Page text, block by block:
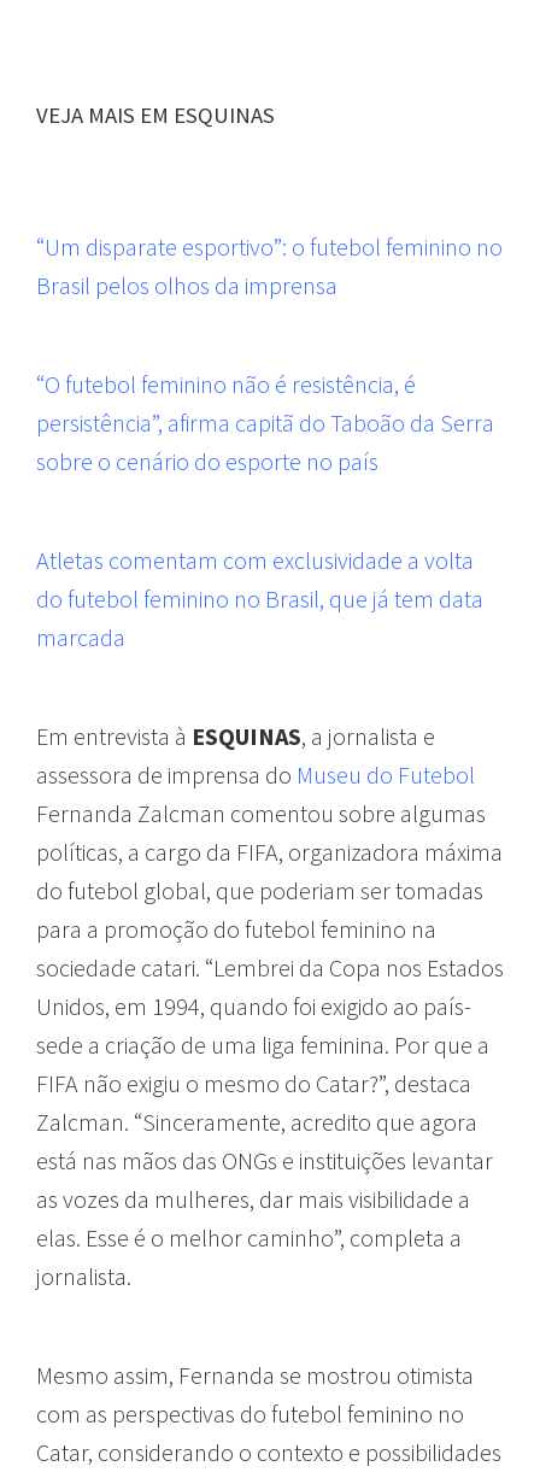
VEJA MAIS EM ESQUINAS
“Um disparate esportivo”: o futebol feminino no
Brasil pelos olhos da imprensa
“O futebol feminino não é resistência, é
persistência”, afirma capitã do Taboão da Serra
sobre o cenário do esporte no país
Atletas comentam com exclusividade a volta
do futebol feminino no Brasil, que já tem data
marcada
Em entrevista à ESQUINAS, a jornalista e
assessora de imprensa do Museu do Futebol
Fernanda Zalcman comentou sobre algumas
políticas, a cargo da FIFA, organizadora máxima
do futebol global, que poderiam ser tomadas
para a promoção do futebol feminino na
sociedade catari. “Lembrei da Copa nos Estados
Unidos, em 1994, quando foi exigido ao país-
sede a criação de uma liga feminina. Por que a
FIFA não exigiu o mesmo do Catar?”, destaca
Zalcman. “Sinceramente, acredito que agora
está nas mãos das ONGs e instituições levantar
as vozes da mulheres, dar mais visibilidade a
elas. Esse é o melhor caminho”, completa a
jornalista.
Mesmo assim, Fernanda se mostrou otimista
com as perspectivas do futebol feminino no
Catar, considerando o contexto e possibilidades